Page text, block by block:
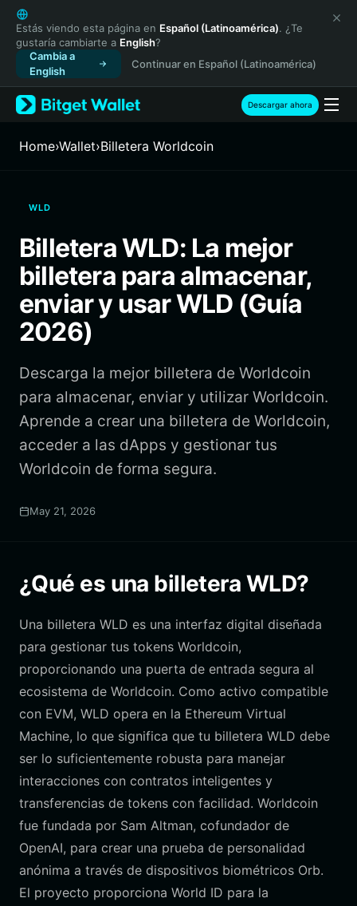
English
日本語
Tiếng Việt
Русский
Español (Latinoamérica)
Türkçe
Français
繁體中文
Bahasa Indonesia
ภาษาไทย
Español
Português (Brasil)
Estás viendo esta página en Español (Latinoamérica). ¿Te
gustaría cambiarte a English?
Cambia a
English
Continuar en Español (Latinoamérica)
Descargar ahora
Home›Wallet›Billetera Worldcoin
WLD
Billetera WLD: La mejor
billetera para almacenar,
enviar y usar WLD (Guía
2026)
Descarga la mejor billetera de Worldcoin
para almacenar, enviar y utilizar Worldcoin.
Aprende a crear una billetera de Worldcoin,
acceder a las dApps y gestionar tus
Worldcoin de forma segura.
May 21, 2026
¿Qué es una billetera WLD?
Una billetera WLD es una interfaz digital diseñada
para gestionar tus tokens Worldcoin,
proporcionando una puerta de entrada segura al
ecosistema de Worldcoin. Como activo compatible
con EVM, WLD opera en la Ethereum Virtual
Machine, lo que significa que tu billetera WLD debe
ser lo suficientemente robusta para manejar
interacciones con contratos inteligentes y
transferencias de tokens con facilidad. Worldcoin
fue fundada por Sam Altman, cofundador de
OpenAI, para crear una prueba de personalidad
anónima a través de dispositivos biométricos Orb.
El proyecto proporciona World ID para la